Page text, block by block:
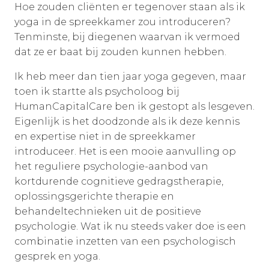
Hoe zouden cliënten er tegenover staan als ik
yoga in de spreekkamer zou introduceren?
Tenminste, bij diegenen waarvan ik vermoed
dat ze er baat bij zouden kunnen hebben.
Ik heb meer dan tien jaar yoga gegeven, maar
toen ik startte als psycholoog bij
HumanCapitalCare ben ik gestopt als lesgeven.
Eigenlijk is het doodzonde als ik deze kennis
en expertise niet in de spreekkamer
introduceer. Het is een mooie aanvulling op
het reguliere psychologie-aanbod van
kortdurende cognitieve gedragstherapie,
oplossingsgerichte therapie en
behandeltechnieken uit de positieve
psychologie. Wat ik nu steeds vaker doe is een
combinatie inzetten van een psychologisch
gesprek en yoga.